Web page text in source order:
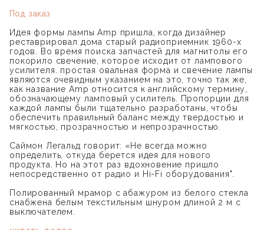
Под заказ
Идея формы лампы Amp пришла, когда дизайнер
реставрировал дома старый радиоприемник 1960-х
годов. Во время поиска запчастей для магнитолы его
покорило свечение, которое исходит от лампового
усилителя. простая овальная форма и свечение лампы
являются очевидным указанием на это, точно так же,
как название Amp относится к английскому термину,
обозначающему ламповый усилитель. Пропорции для
каждой лампы были тщательно разработаны, чтобы
обеспечить правильный баланс между твердостью и
мягкостью, прозрачностью и непрозрачностью.
Саймон Легальд говорит: «Не всегда можно
определить, откуда берется идея для нового
продукта. Но на этот раз вдохновение пришло
непосредственно от радио и Hi-Fi оборудования".
Полированный мрамор с абажуром из белого стекла
снабжена белым текстильным шнуром длиной 2 м с
выключателем.